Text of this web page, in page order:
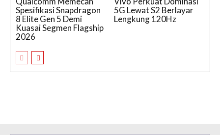
Spesifikasi Snapdragon
8 Elite Gen 5 Demi
Kuasai Segmen Flagship
2026
5G Lewat S2 Berlayar
Lengkung 120Hz